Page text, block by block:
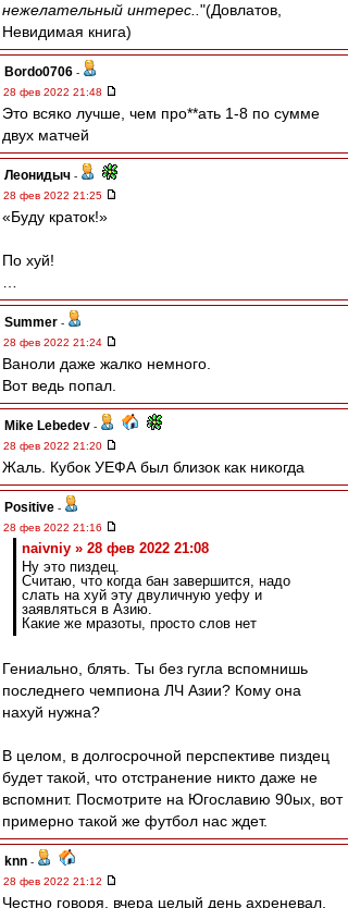
нежелательный интерес.. "(Довлатов,
Невидимая книга)
Bordo0706 -
28 фев 2022 21:48
Это всяко лучше, чем про**ать 1-8 по сумме
двух матчей
Леонидыч -
28 фев 2022 21:25
«Буду краток!»
По хуй!
Summer -
28 фев 2022 21:24
Ваноли даже жалко немного.
Вот ведь попал.
Mike Lebedev -
28 фев 2022 21:20
Жаль. Кубок УЕФА был близок как никогда
Positive -
28 фев 2022 21:16
naivniy » 28 фев 2022 21:08
Ну это пиздец.
Считаю, что когда бан завершится, надо
слать на хуй эту двуличную уефу и
заявляться в Азию.
Какие же мразоты, просто слов нет
Гениально, блять. Ты без гугла вспомнишь
последнего чемпиона ЛЧ Азии? Кому она
нахуй нужна?
В целом, в долгосрочной перспективе пиздец
будет такой, что отстранение никто даже не
вспомнит. Посмотрите на Югославию 90ых, вот
примерно такой же футбол нас ждет.
knn -
28 фев 2022 21:12
Честно говоря, вчера целый день ахреневал,